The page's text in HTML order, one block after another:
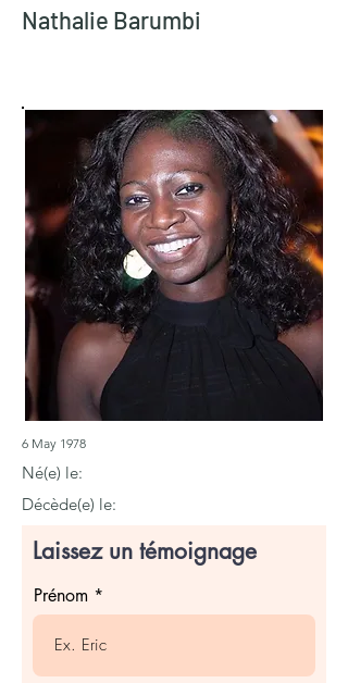
Nathalie Barumbi
6 May 1978
Né(e) le:
Décède(e) le:
Laissez un témoignage
Prénom